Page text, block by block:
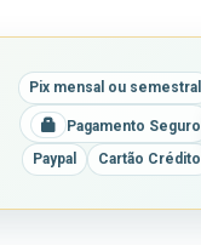
Pix mensal ou semestral
Pagamento Seguro
Paypal
Cartão Crédito